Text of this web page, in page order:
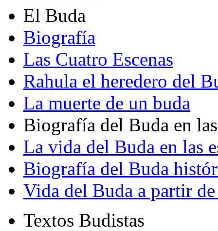
El Buda
Biografía
Las Cuatro Escenas
Rahula el heredero del
La muerte de un buda
Biografía del Buda en
La vida del Buda en las
Biografía del Buda
Vida del Buda a partir de
Textos Budistas